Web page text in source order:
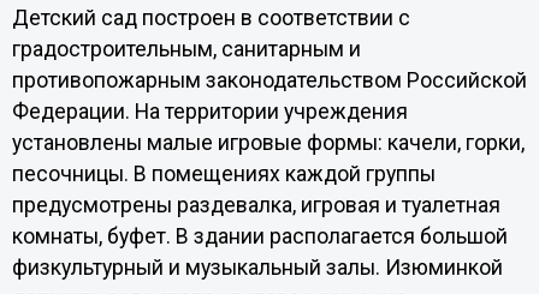
Детский сад построен в соответствии с
градостроительным, санитарным и
противопожарным законодательством Российской
Федерации. На территории учреждения
установлены малые игровые формы: качели, горки,
песочницы. В помещениях каждой группы
предусмотрены раздевалка, игровая и туалетная
комнаты, буфет. В здании располагается большой
физкультурный и музыкальный залы. Изюминкой